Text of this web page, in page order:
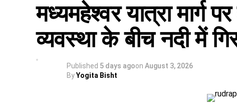
मध्यमहेश्वर यात्रा मार्ग
व्यवस्था के बीच नदी में
Published 5 days agoon August 3, 2026
ByYogita Bisht